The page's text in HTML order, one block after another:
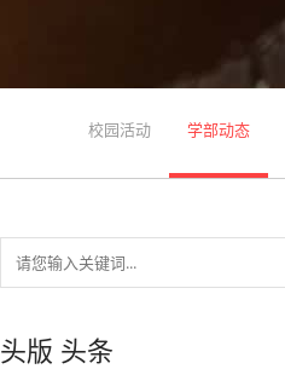
校园活动 学部动态
头版 头条